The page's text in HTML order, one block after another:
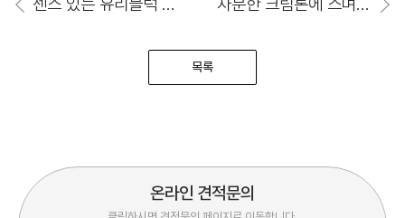
목록
온라인 견적문의